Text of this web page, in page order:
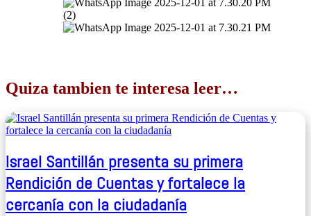
Quiza tambien te interesa leer…
Israel Santillán presenta su primera
Rendición de Cuentas y fortalece la
cercanía con la ciudadanía